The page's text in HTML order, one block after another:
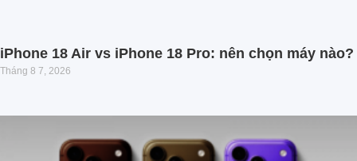
iPhone 18 Air vs iPhone 18 Pro: nên chọn máy nào?
Tháng 8 7, 2026